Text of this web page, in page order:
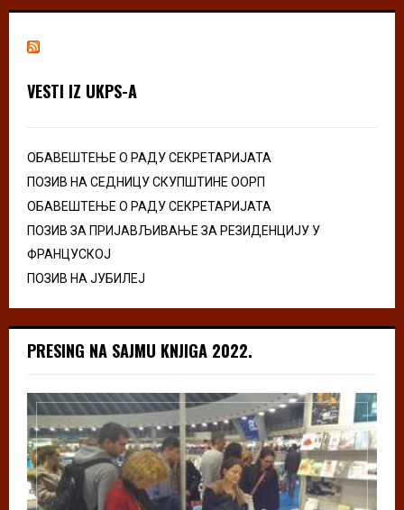
VESTI IZ UKPS-A
ОБАВЕШТЕЊЕ О РАДУ СЕКРЕТАРИЈАТА
ПОЗИВ НА СЕДНИЦУ СКУПШТИНЕ ООРП
ОБАВЕШТЕЊЕ О РАДУ СЕКРЕТАРИЈАТА
ПОЗИВ ЗА ПРИЈАВЉИВАЊЕ ЗА РЕЗИДЕНЦИЈУ У
ФРАНЦУСКОЈ
ПОЗИВ НА ЈУБИЛЕЈ
PRESING NA SAJMU KNJIGA 2022.